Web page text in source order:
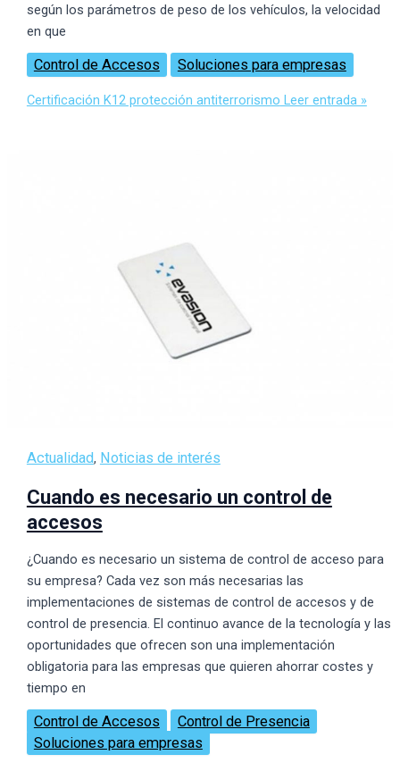
según los parámetros de peso de los vehículos, la velocidad
en que
Control de Accesos Soluciones para empresas
Certificación K12 protección antiterrorismo Leer entrada »
Actualidad, Noticias de interés
Cuando es necesario un control de
accesos
¿Cuando es necesario un sistema de control de acceso para
su empresa? Cada vez son más necesarias las
implementaciones de sistemas de control de accesos y de
control de presencia. El continuo avance de la tecnología y las
oportunidades que ofrecen son una implementación
obligatoria para las empresas que quieren ahorrar costes y
tiempo en
Control de Accesos
Control de Presencia
Soluciones para empresas